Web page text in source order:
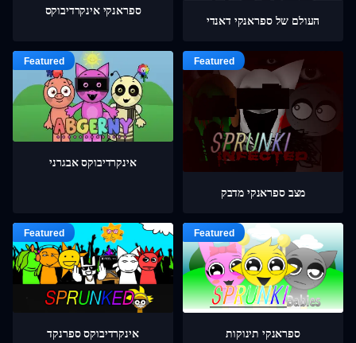
ספראנקי אינקרדיבוקס
העולם של ספראנקי דאנדי
אינקרדיבוקס אבגרני
מצב ספראנקי מדבק
אינקרדיבוקס ספרנקד ספראנקי תינוקות